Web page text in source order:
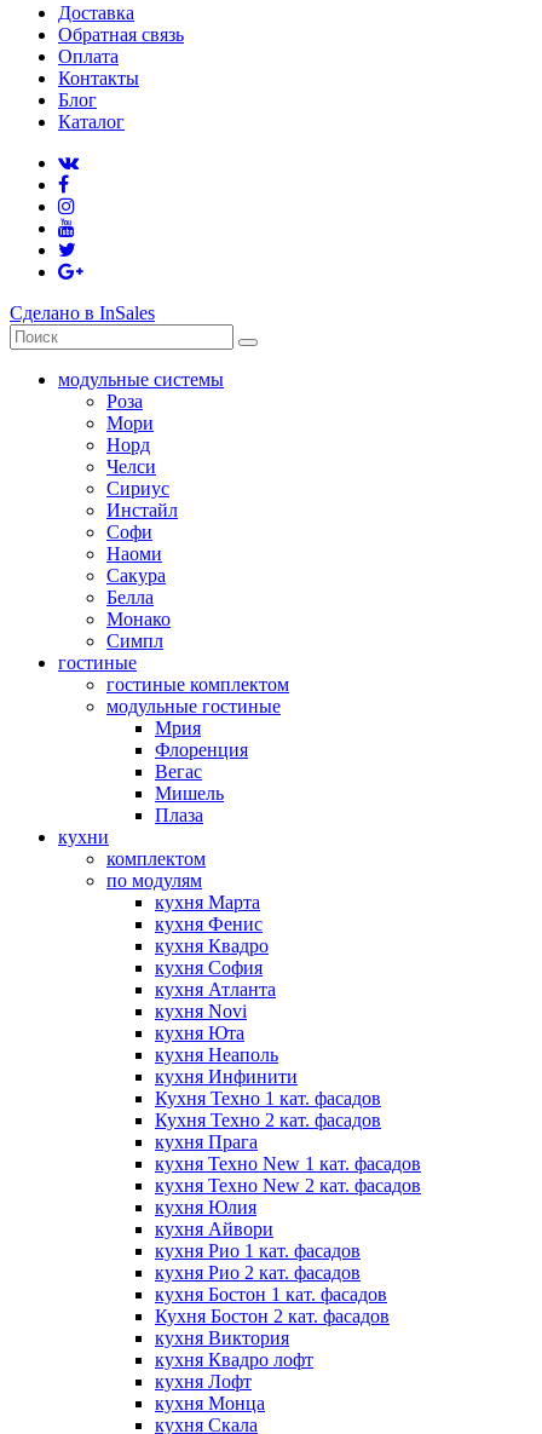
Доставка
Обратная связь
Оплата
Контакты
Блог
Каталог
Сделано в InSales
модульные системы
Роза
Мори
Норд
Челси
Сириус
Инстайл
Софи
Наоми
Сакура
Белла
Монако
Симпл
гостиные
гостиные комплектом
модульные гостиные
Мрия
Флоренция
Вегас
Мишель
Плаза
кухни
комплектом
по модулям
кухня Марта
кухня Фенис
кухня Квадро
кухня София
кухня Атланта
кухня Novi
кухня Юта
кухня Неаполь
кухня Инфинити
Кухня Техно 1 кат. фасадов
Кухня Техно 2 кат. фасадов
кухня Прага
кухня Техно New 1 кат. фасадов
кухня Техно New 2 кат. фасадов
кухня Юлия
кухня Айвори
кухня Рио 1 кат. фасадов
кухня Рио 2 кат. фасадов
кухня Бостон 1 кат. фасадов
Кухня Бостон 2 кат. фасадов
кухня Виктория
кухня Квадро лофт
кухня Лофт
кухня Монца
кухня Скала